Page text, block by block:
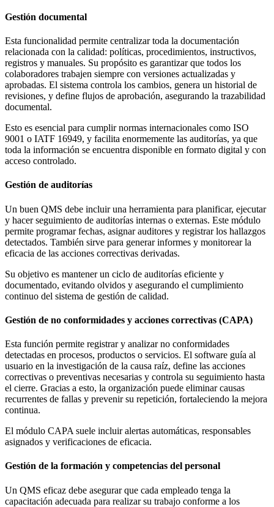
Gestión documental
Esta funcionalidad permite centralizar toda la documentación
relacionada con la calidad: políticas, procedimientos, instructivos,
registros y manuales. Su propósito es garantizar que todos los
colaboradores trabajen siempre con versiones actualizadas y
aprobadas. El sistema controla los cambios, genera un historial de
revisiones, y define flujos de aprobación, asegurando la trazabilidad
documental.
Esto es esencial para cumplir normas internacionales como ISO
9001 o IATF 16949, y facilita enormemente las auditorías, ya que
toda la información se encuentra disponible en formato digital y con
acceso controlado.
Gestión de auditorías
Un buen QMS debe incluir una herramienta para planificar, ejecutar
y hacer seguimiento de auditorías internas o externas. Este módulo
permite programar fechas, asignar auditores y registrar los hallazgos
detectados. También sirve para generar informes y monitorear la
eficacia de las acciones correctivas derivadas.
Su objetivo es mantener un ciclo de auditorías eficiente y
documentado, evitando olvidos y asegurando el cumplimiento
continuo del sistema de gestión de calidad.
Gestión de no conformidades y acciones correctivas (CAPA)
Esta función permite registrar y analizar no conformidades
detectadas en procesos, productos o servicios. El software guía al
usuario en la investigación de la causa raíz, define las acciones
correctivas o preventivas necesarias y controla su seguimiento hasta
el cierre. Gracias a esto, la organización puede eliminar causas
recurrentes de fallas y prevenir su repetición, fortaleciendo la mejora
continua.
El módulo CAPA suele incluir alertas automáticas, responsables
asignados y verificaciones de eficacia.
Gestión de la formación y competencias del personal
Un QMS eficaz debe asegurar que cada empleado tenga la
capacitación adecuada para realizar su trabajo conforme a los